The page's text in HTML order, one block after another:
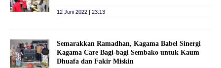
12 Juni 2022 | 23:13
Semarakkan Ramadhan, Kagama Babel Sinergi
Kagama Care Bagi-bagi Sembako untuk Kaum
Dhuafa dan Fakir Miskin